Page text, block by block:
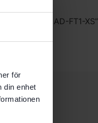
för
din enhet
FASH-LAD-FT1-XS”